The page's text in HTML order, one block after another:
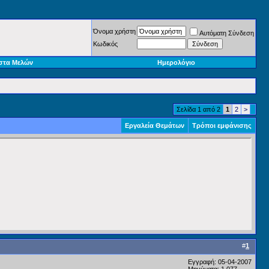
Όνομα χρήστη
Αυτόματη Σύνδεση
Κωδικός
Μελών Ημερολόγιο
Σελίδα 1 από 2 1 2 >
Εργαλεία Θεμάτων Τρόποι εμφάνισης
#1
Εγγραφή: 05-04-2007